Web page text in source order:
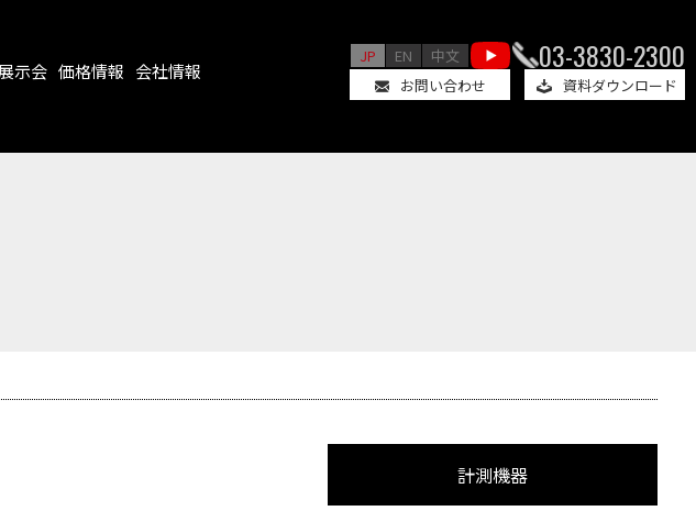
展示会 価格情報 会社情報
JP EN 中文 03-3830-2300
お問い合わせ 資料ダウンロード
計測機器